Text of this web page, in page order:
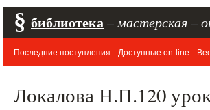
§ библиотека мастерская
Последние поступления Доступные on-line
Локалова Н.П.120